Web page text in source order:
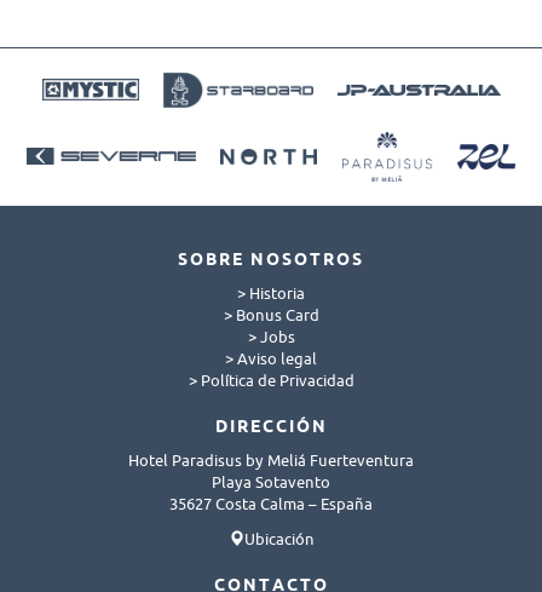
SOBRE NOSOTROS
> Historia
> Bonus Card
> Jobs
> Aviso legal
> Política de Privacidad
DIRECCIÓN
Hotel Paradisus by Meliá Fuerteventura
Playa Sotavento
35627 Costa Calma – España
Ubicación
CONTACTO